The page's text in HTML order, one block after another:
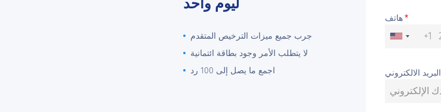
جرب جميع ميزات الترخيص المتقدم
لا يتطلب الأمر وجود بطاقة ائتمانية
اجمع ما يصل إلى 100 رد
هاتف*
+1
البريد الالكتروني